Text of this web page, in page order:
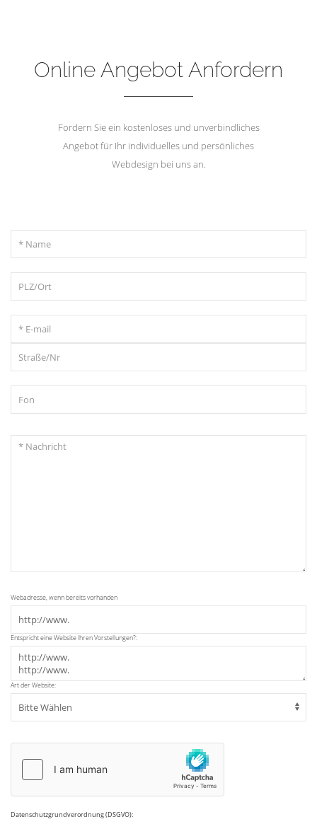
Online Angebot Anfordern
Fordern Sie ein kostenloses und unverbindliches
Angebot für Ihr individuelles und persönliches
Webdesign bei uns an.
Webadresse, wenn bereits vorhanden
Entspricht eine Website Ihren Vorstellungen?:
Art der Website:
Datenschutzgrundverordnung (DSGVO):